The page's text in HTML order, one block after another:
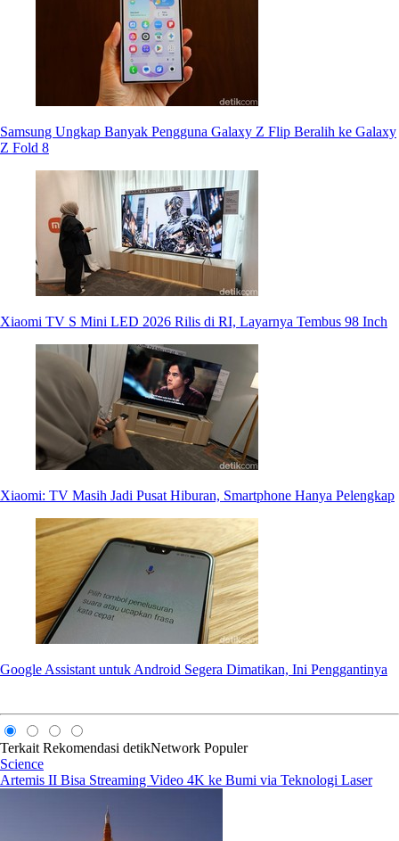
Samsung Ungkap Banyak Pengguna Galaxy Z Flip Beralih ke Galaxy
Z Fold 8
Xiaomi TV S Mini LED 2026 Rilis di RI, Layarnya Tembus 98 Inch
Xiaomi: TV Masih Jadi Pusat Hiburan, Smartphone Hanya Pelengkap
Google Assistant untuk Android Segera Dimatikan, Ini Penggantinya
Terkait Rekomendasi detikNetwork Populer
Science
Artemis II Bisa Streaming Video 4K ke Bumi via Teknologi Laser